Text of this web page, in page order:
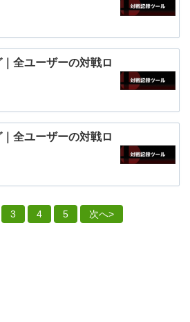
全ユーザーの対戦ロ
全ユーザーの対戦ロ
3 4 5 次へ>